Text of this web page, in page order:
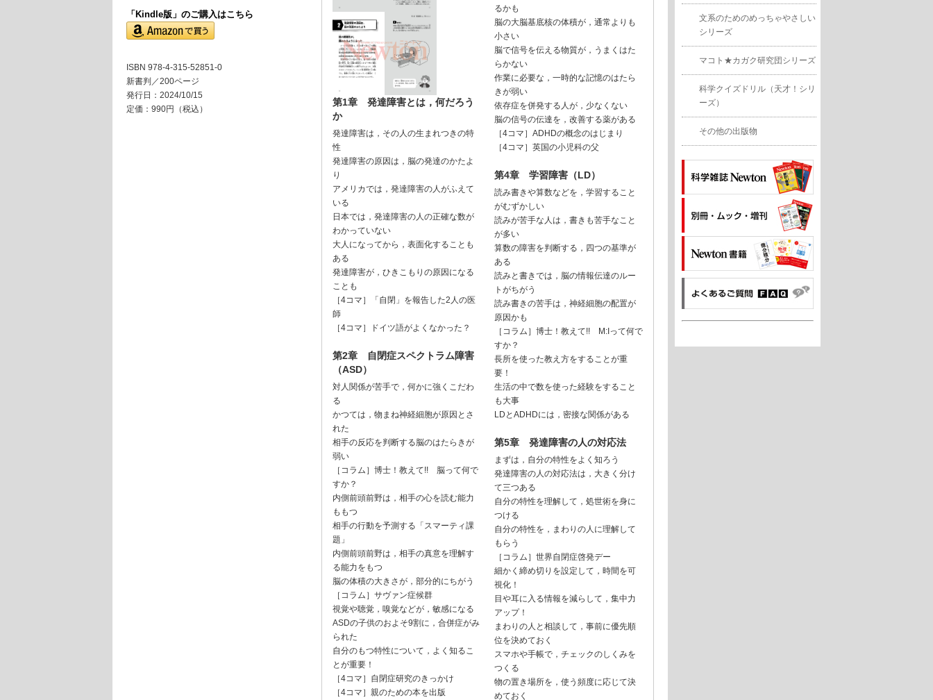
「Kindle版」のご購入はこちら
ISBN 978-4-315-52851-0
新書判／200ページ
発行日：2024/10/15
定価：990円（税込）
第1章 発達障害とは，何だろう
か
発達障害は，その人の生まれつきの特
性
発達障害の原因は，脳の発達のかたよ
り
アメリカでは，発達障害の人がふえて
いる
日本では，発達障害の人の正確な数が
わかっていない
大人になってから，表面化することも
ある
発達障害が，ひきこもりの原因になる
ことも
［4コマ］「自閉」を報告した2人の医
師
［4コマ］ドイツ語がよくなかった？
第2章 自閉症スペクトラム障害
（ASD）
対人関係が苦手で，何かに強くこだわ
る
かつては，物まね神経細胞が原因とさ
れた
相手の反応を判断する脳のはたらきが
弱い
［コラム］博士！教えて!! 脳って何で
すか？
内側前頭前野は，相手の心を読む能力
ももつ
相手の行動を予測する「スマーティ課
題」
内側前頭前野は，相手の真意を理解す
る能力をもつ
脳の体積の大きさが，部分的にちがう
［コラム］サヴァン症候群
視覚や聴覚，嗅覚などが，敏感になる
ASDの子供のおよそ9割に，合併症がみ
られた
自分のもつ特性について，よく知るこ
とが重要！
［4コマ］自閉症研究のきっかけ
［4コマ］親のための本を出版
るかも
脳の大脳基底核の体積が，通常よりも
小さい
脳で信号を伝える物質が，うまくはた
らかない
作業に必要な，一時的な記憶のはたら
きが弱い
依存症を併発する人が，少なくない
脳の信号の伝達を，改善する薬がある
［4コマ］ADHDの概念のはじまり
［4コマ］英国の小児科の父
第4章 学習障害（LD）
読み書きや算数などを，学習すること
がむずかしい
読みが苦手な人は，書きも苦手なこと
が多い
算数の障害を判断する，四つの基準が
ある
読みと書きでは，脳の情報伝達のルー
トがちがう
読み書きの苦手は，神経細胞の配置が
原因かも
［コラム］博士！教えて!! M:Iって何で
すか？
長所を使った教え方をすることが重
要！
生活の中で数を使った経験をすること
も大事
LDとADHDには，密接な関係がある
第5章 発達障害の人の対応法
まずは，自分の特性をよく知ろう
発達障害の人の対応法は，大きく分け
て三つある
自分の特性を理解して，処世術を身に
つける
自分の特性を，まわりの人に理解して
もらう
［コラム］世界自閉症啓発デー
細かく締め切りを設定して，時間を可
視化！
目や耳に入る情報を減らして，集中力
アップ！
まわりの人と相談して，事前に優先順
位を決めておく
スマホや手帳で，チェックのしくみを
つくる
物の置き場所を，使う頻度に応じて決
めておく
文系のためのめっちゃやさしい
シリーズ
マコト★カガク研究団シリーズ
科学クイズドリル（天才！シリ
ーズ）
その他の出版物